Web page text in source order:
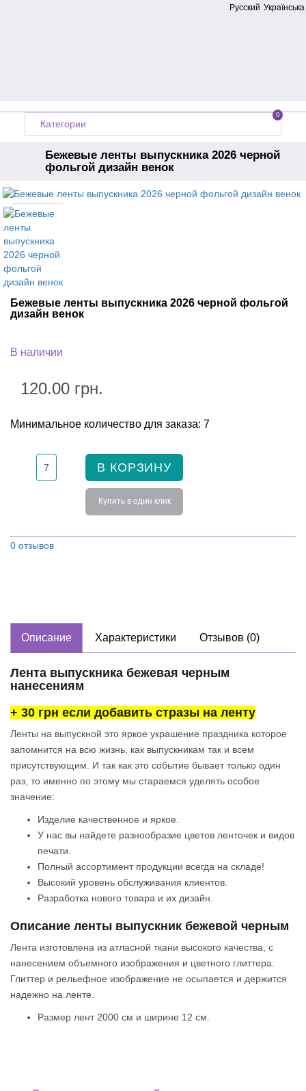
Русский Українська
Категории
0
Бежевые ленты выпускника 2026 черной
фольгой дизайн венок
Главная Ленты на выпускной
Бежевые ленты выпускника 2026 черной фольгой
дизайн венок
В наличии
120.00 грн.
Минимальное количество для заказа: 7
В КОРЗИНУ
Купить в один клик
0 отзывов
Описание Характеристики Отзывов (0)
Лента выпускника бежевая черным
нанесениям
+ 30 грн если добавить стразы на ленту
Ленты на выпускной это яркое украшение праздника которое
запомнится на всю жизнь, как выпускникам так и всем
присутствующим. И так как это событие бывает только один
раз, то именно по этому мы стараемся уделять особое
значение:
Изделие качественное и яркое.
У нас вы найдете разнообразие цветов ленточек и видов
печати.
Полный ассортимент продукции всегда на складе!
Высокий уровень обслуживания клиентов.
Разработка нового товара и их дизайн.
Описание ленты выпускник бежевой черным
Лента изготовлена из атласной ткани высокого качества, с
нанесением объемного изображения и цветного глиттера.
Глиттер и рельефное изображение не осыпается и держится
надежно на ленте.
Размер лент 2000 см и ширине 12 см.